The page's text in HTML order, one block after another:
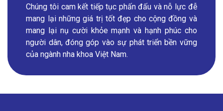
Chúng tôi cam kết tiếp tục phấn đấu và nỗ lực đễ
mang lại những giá trị tốt đẹp cho cộng đồng và
mang lại nụ cười khỏe mạnh và hạnh phúc cho
người dân, đóng góp vào sự phát triển bền vững
của ngành nha khoa Việt Nam.